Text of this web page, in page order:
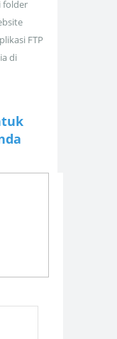
folder
FTP
di